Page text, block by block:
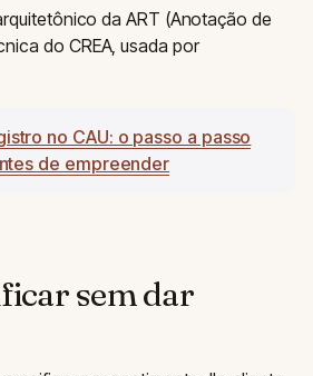
da ART (Anotação de
do CREA, usada por
no CAU: o passo a passo
de empreender
sem dar